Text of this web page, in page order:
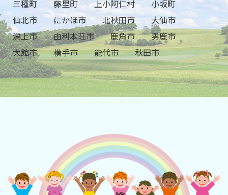
三種町
藤里町 上小阿仁村
小坂町
仙北市
にかほ市 北秋田市
大仙市
潟上市
由利本荘市 鹿角市
男鹿市
大館市
横手市 能代市 秋田市